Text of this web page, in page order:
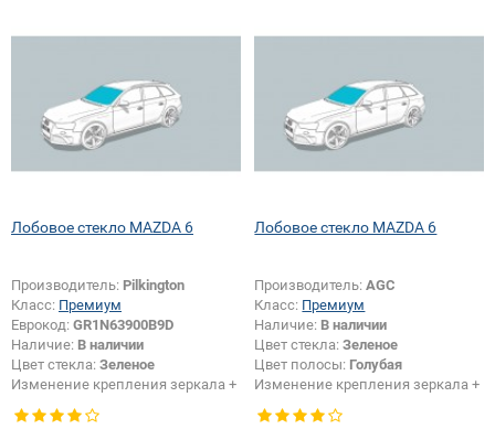
Лобовое стекло MAZDA 6
Производитель: Pilkington
Класс: Премиум
Еврокод: GR1N63900B9D
Наличие: В наличии
Цвет стекла: Зеленое
Изменение крепления зеркала +
Лобовое стекло MAZDA 6
Производитель:AGC
Класс: Премиум
Наличие: В наличии
Цвет стекла:Зеленое
Цвет полосы: Голубая
Изменение крепления зеркала +